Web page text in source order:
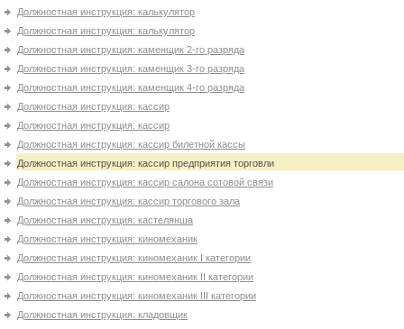
Должностная инструкция: калькулятор
Должностная инструкция: калькулятор
Должностная инструкция: каменщик 2-го разряда
Должностная инструкция: каменщик 3-го разряда
Должностная инструкция: каменщик 4-го разряда
Должностная инструкция: кассир
Должностная инструкция: кассир
Должностная инструкция: кассир билетной кассы
Должностная инструкция: кассир предприятия торговли
Должностная инструкция: кассир салона сотовой связи
Должностная инструкция: кассир торгового зала
Должностная инструкция: кастелянша
Должностная инструкция: киномеханик
Должностная инструкция: киномеханик I категории
Должностная инструкция: киномеханик II категории
Должностная инструкция: киномеханик III категории
Должностная инструкция: кладовщик